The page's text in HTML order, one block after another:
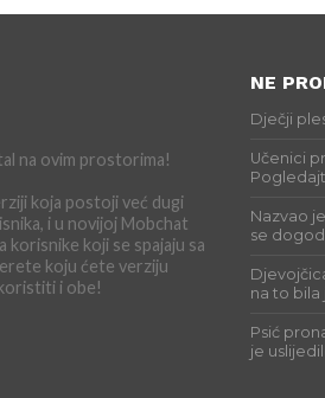
na ovim prostorima!
koja postoji već dugi
i u novijoj Mobchat
korisnike koji se spajaju sa
koju ćete verziju
i obe!
NE
Dječji
Učenici
Nazvao
se
na to bila
Psić
je